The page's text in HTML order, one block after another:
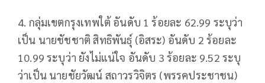
4. กลุ่มเขตกรุงเทพใต้ อันดับ 1 ร้อยละ 62.99 ระบุว่า
เป็น นายชัชชาติ สิทธิพันธุ์ (อิสระ) อันดับ 2 ร้อยละ
10.99 ระบุว่า ยังไม่แน่ใจ อันดับ 3 ร้อยละ 9.52 ระบุ
ว่าเป็น นายชัยวัฒน์ สถาวรวิจิตร (พรรคประชาชน)